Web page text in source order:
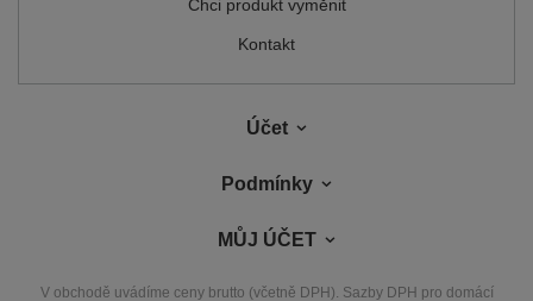
Chci produkt vyměnit
Kontakt
Účet
Podmínky
MŮJ ÚČET
V obchodě uvádíme ceny brutto (včetně DPH). Sazby DPH pro domácí